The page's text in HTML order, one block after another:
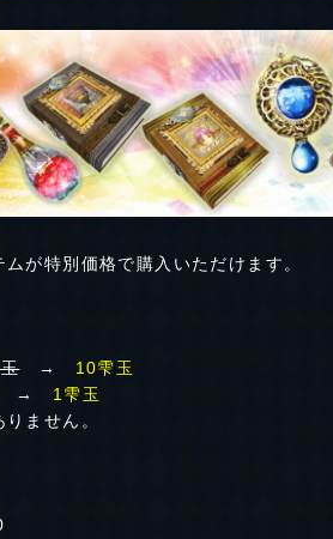
が特別価格で購入いただけます。
→ 10雫玉
1雫玉
ません。